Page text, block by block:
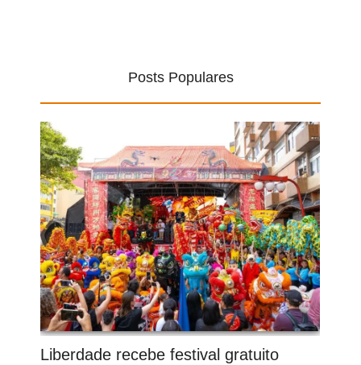
Posts Populares
Liberdade recebe festival gratuito